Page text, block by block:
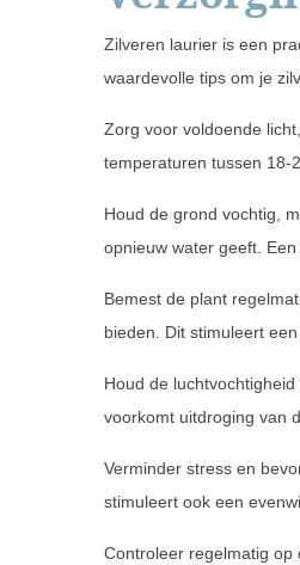
Zilveren laurier is een
waardevolle tips om je
Zorg voor voldoende
temperaturen tussen 18-
Houd de grond vochtig,
opnieuw water geeft.
Bemest de plant
bieden. Dit stimuleert
Houd de
voorkomt uitdroging van
Verminder stress en
stimuleert ook een
Controleer regelmatig op